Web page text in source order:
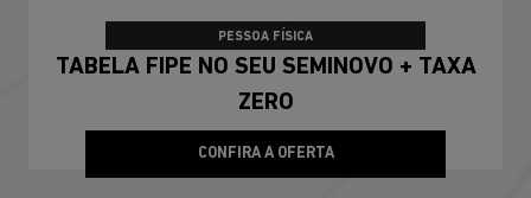
PESSOA FÍSICA
TABELA FIPE NO SEU SEMINOVO + TAXA
ZERO
CONFIRA A OFERTA